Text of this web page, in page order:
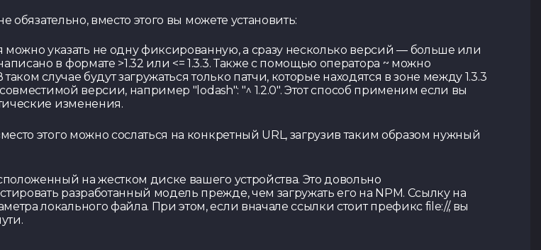
Тест по UX Тест по TypeScript
вместо этого вы можете установить:
указать не одну фиксированную, а сразу несколько версий — больше или
в формате >1.32 или <= 1.3.3. Также с помощью оператора ~ можно
случае будут загружаться только патчи, которые находятся в зоне между 1.3.3
версии, например "lodash": "^ 1.2.0". Этот способ применим если вы
изменения.
этого можно сослаться на конкретный URL, загрузив таким образом нужный
на жестком диске вашего устройства. Это довольно
разработанный модель прежде, чем загружать его на NPM. Ссылку на
локального файла. При этом, если вначале ссылки стоит префикс file://, вы
Контакты SPACE
Tg Channel